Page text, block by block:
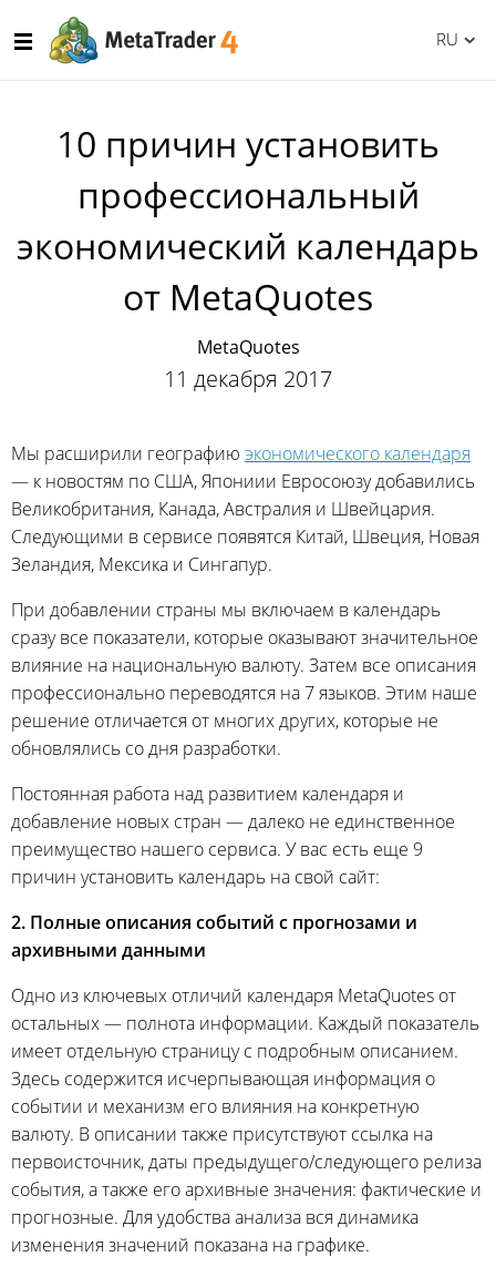
RU
10 причин установить
профессиональный
экономический календарь
от MetaQuotes
MetaQuotes
11 декабря 2017
Мы расширили географию экономического календаря
— к новостям по США, Япониии Евросоюзу добавились
Великобритания, Канада, Австралия и Швейцария.
Следующими в сервисе появятся Китай, Швеция, Новая
Зеландия, Мексика и Сингапур.
При добавлении страны мы включаем в календарь
сразу все показатели, которые оказывают значительное
влияние на национальную валюту. Затем все описания
профессионально переводятся на 7 языков. Этим наше
решение отличается от многих других, которые не
обновлялись со дня разработки.
Постоянная работа над развитием календаря и
добавление новых стран — далеко не единственное
преимущество нашего сервиса. У вас есть еще 9
причин установить календарь на свой сайт:
2. Полные описания событий с прогнозами и
архивными данными
Одно из ключевых отличий календаря MetaQuotes от
остальных — полнота информации. Каждый показатель
имеет отдельную страницу с подробным описанием.
Здесь содержится исчерпывающая информация о
событии и механизм его влияния на конкретную
валюту. В описании также присутствуют ссылка на
первоисточник, даты предыдущего/следующего релиза
события, а также его архивные значения: фактические и
прогнозные. Для удобства анализа вся динамика
изменения значений показана на графике.